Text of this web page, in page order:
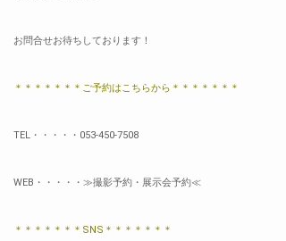
お問合せお待ちしております！
＊＊＊＊＊＊＊ご予約はこちらから＊＊＊＊＊＊＊
TEL・・・・・053-450-7508
WEB・・・・・ ≫撮影予約・展示会予約≪
＊＊＊＊＊＊＊SNS＊＊＊＊＊＊＊